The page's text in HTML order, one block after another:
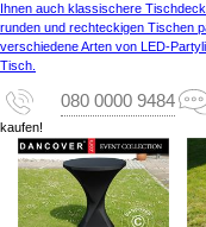
Ihnen auch klassischere
runden und rechteckigen Tischen
verschiedene Arten von LED-
Tisch.
080 0000 9484
kaufen!